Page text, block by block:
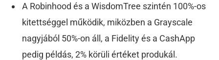
A Robinhood és a WisdomTree szintén 100%-os
kitettséggel működik, miközben a Grayscale
nagyjából 50%-on áll, a Fidelity és a CashApp
pedig példás, 2% körüli értéket produkál.